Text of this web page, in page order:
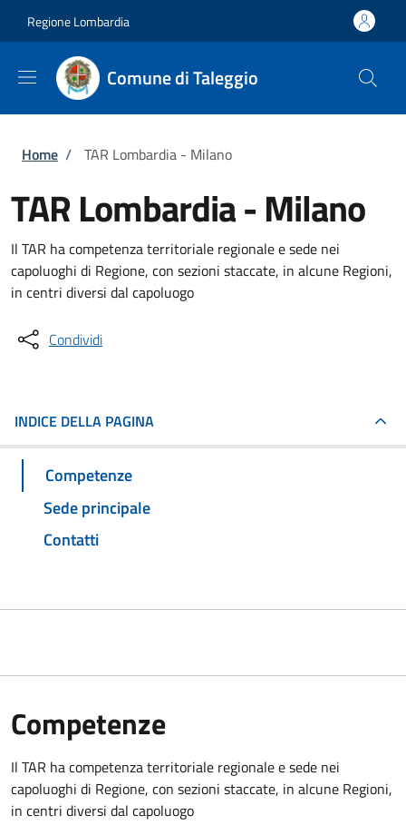
Regione Lombardia
Comune di Taleggio
Briciole di pane
Home / TAR Lombardia - Milano
TAR Lombardia - Milano
Il TAR ha competenza territoriale regionale e sede nei
capoluoghi di Regione, con sezioni staccate, in alcune Regioni,
in centri diversi dal capoluogo
Condividi
INDICE DELLA PAGINA
Competenze
Sede principale
Contatti
Competenze
Il TAR ha competenza territoriale regionale e sede nei
capoluoghi di Regione, con sezioni staccate, in alcune Regioni,
in centri diversi dal capoluogo